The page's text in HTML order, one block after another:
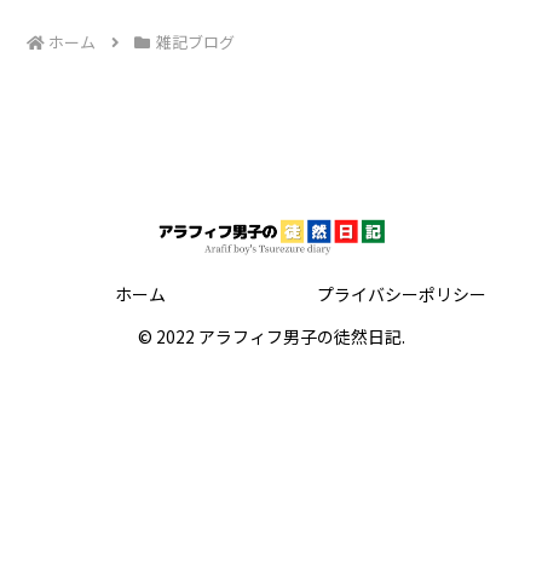
ホーム 雑記ブログ
ホーム
プライバシーポリシー
© 2022 アラフィフ男子の徒然日記.